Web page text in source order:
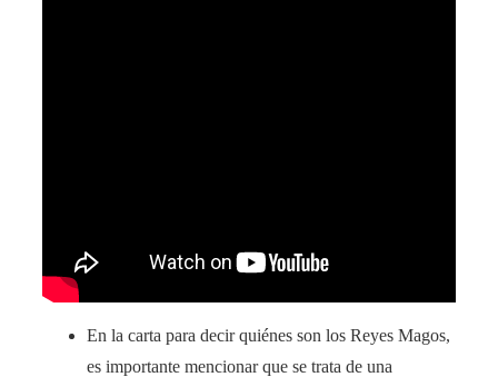
En la carta para decir quiénes son los Reyes Magos,
es importante mencionar que se trata de una